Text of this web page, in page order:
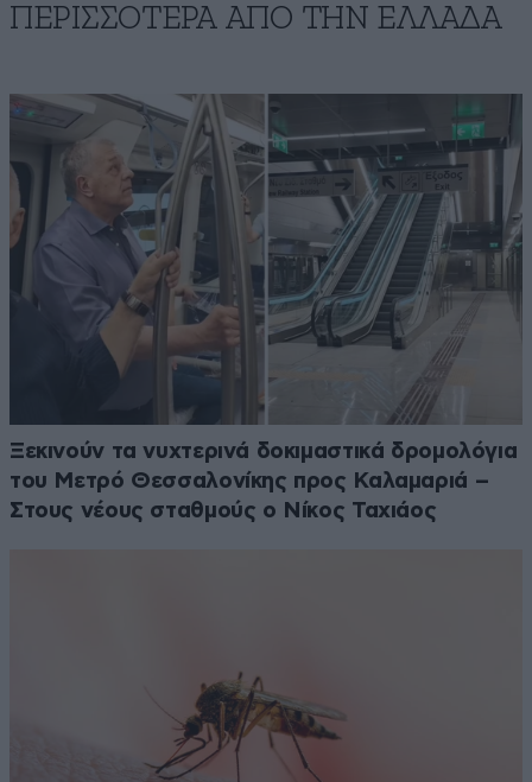
ΠΕΡΙΣΣΟΤΕΡΑ ΑΠΟ ΤΗΝ ΕΛΛΑΔΑ
Ξεκινούν τα νυχτερινά δοκιμαστικά δρομολόγια
του Μετρό Θεσσαλονίκης προς Καλαμαριά –
Στους νέους σταθμούς ο Νίκος Ταχιάος